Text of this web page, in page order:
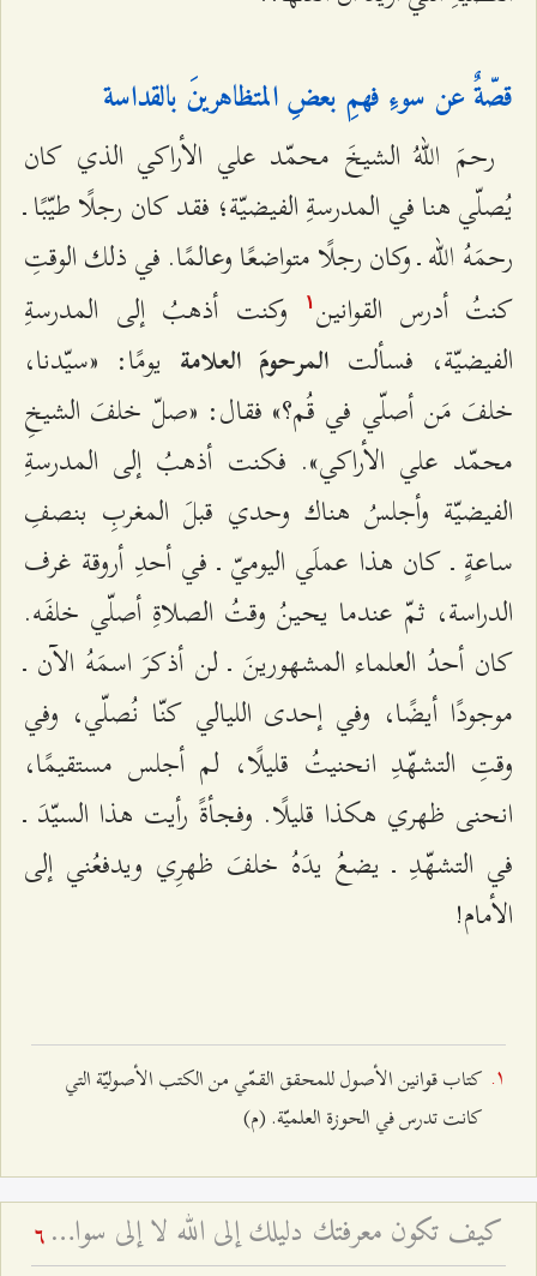
قصّةٌ عن سوءِ فهمِ بعضِ المتظاهرينَ بالقداسة
رحمَ اللهُ الشيخَ محمّد علي الأراكي الذي كان
يُصلّي هنا في المدرسةِ الفيضيّة؛ فقد كان رجلًا طيّبًا ـ
رحمَهُ الله ـ وكان رجلًا متواضعًا وعالمًا. في ذلك الوقتِ
كنتُ أدرس القوانين ۱
وكنت أذهبُ إلى المدرسةِ
الفيضيّة، فسألت المرحومَ العلامة يومًا: «سيّدنا،
خلفَ مَن أصلّي في قُم؟» فقال: «صلّ خلفَ الشيخِ
محمّد علي الأراكي». فكنت أذهبُ إلى المدرسةِ
الفيضيّة وأجلسُ هناك وحدي قبلَ المغربِ بنصفِ
ساعةٍ ـ كان هذا عملَي اليوميّ ـ في أحدِ أروقة غرف
الدراسة، ثمّ عندما يحينُ وقتُ الصلاةِ أصلّي خلفَه.
كان أحدُ العلماء المشهورينَ ـ لن أذكرَ اسمَهُ الآن ـ
موجودًا أيضًا، وفي إحدى الليالي كنّا نُصلّي، وفي
وقتِ التشهّدِ انحنيتُ قليلًا، لم أجلس مستقيمًا،
انحنى ظهري هكذا قليلًا. وفجأةً رأيت هذا السيّدَ ـ
في التشهّدِ ـ يضعُ يدَهُ خلفَ ظهرِي ويدفعُني إلى
الأمام!
كتاب قوانين الأصول للمحقق القمّي من الكتب الأصوليّة التي
كانت تدرس في الحوزة العلميّة. (م)
كيف تكون معرفتك دليلك إلى الله لا إلى سواه؟ - ولاية إمام الزمان عليه السلام المطلقة 6